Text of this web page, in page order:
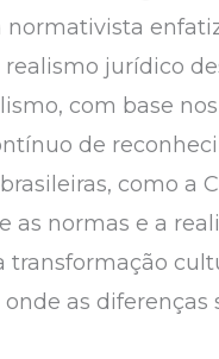
normativista
jurídico
com base
de
como a
as normas e a
transformação
onde as